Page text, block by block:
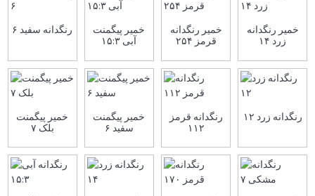
رنگدانه سفید ۶
خمیر پیگمنت
آبی ۱۵:۳
خمیر رنگدانه
قرمز ۲۵۴
خمیر رنگدانه
زرد ۱۴
خمیر پیگمنت
بلک ۷
خمیر پیگمنت
سفید ۶
رنگدانه قرمز
۱۱۲
رنگدانه زرد ۱۲